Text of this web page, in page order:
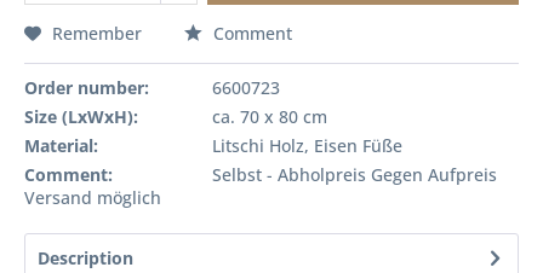
Remember Comment
Order number:
6600723
Size (LxWxH):
ca. 70 x 80 cm
Material:
Litschi Holz, Eisen Füße
Comment:
Selbst - Abholpreis Gegen Aufpreis
Versand möglich
Description